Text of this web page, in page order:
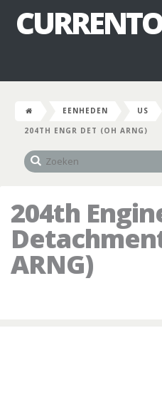
EENHEDEN US
204TH ENGR DET (OH ARNG)
204th
ARNG)